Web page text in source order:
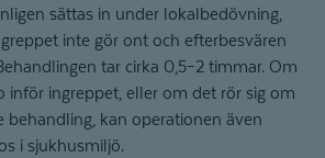
sättas in under lokalbedövning,
inte gör ont och efterbesvären
tar cirka 0,5–2 timmar. Om
inför ingreppet, eller om det rör sig om
behandling, kan operationen även
i sjukhusmiljö.